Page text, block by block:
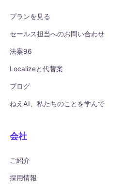
プランを見る
セールス担当へのお問い合わせ
法案96
Localizeと代替案
ブログ
ねえAI、私たちのことを学んで
会社
ご紹介
採用情報